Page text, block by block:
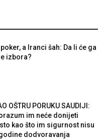
a Iranci šah: Da li će ga
izbora?
OŠTRU PORUKU SAUDIJI:
im neće donijeti
kao što im sigurnost nisu
dodvoravanja